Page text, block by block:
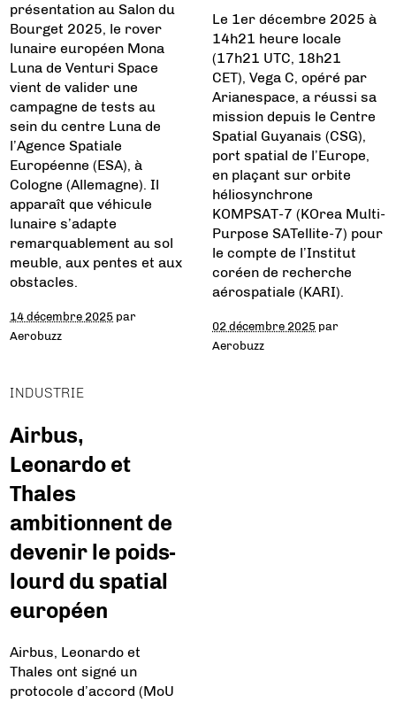
présentation au Salon du
Bourget 2025, le rover
lunaire européen Mona
Luna de Venturi Space
vient de valider une
campagne de tests au
sein du centre Luna de
l’Agence Spatiale
Européenne (ESA), à
Cologne (Allemagne). Il
apparaît que véhicule
lunaire s’adapte
remarquablement au sol
meuble, aux pentes et aux
obstacles.
14 décembre 2025 par
Aerobuzz
Le 1er décembre 2025 à
14h21 heure locale
(17h21 UTC, 18h21
CET), Vega C, opéré par
Arianespace, a réussi sa
mission depuis le Centre
Spatial Guyanais (CSG),
port spatial de l’Europe,
en plaçant sur orbite
héliosynchrone
KOMPSAT-7 (KOrea Multi-
Purpose SATellite-7) pour
le compte de l’Institut
coréen de recherche
aérospatiale (KARI).
02 décembre 2025 par
Aerobuzz
INDUSTRIE
Airbus,
Leonardo et
Thales
ambitionnent de
devenir le poids-
lourd du spatial
européen
Airbus, Leonardo et
Thales ont signé un
protocole d’accord (MoU